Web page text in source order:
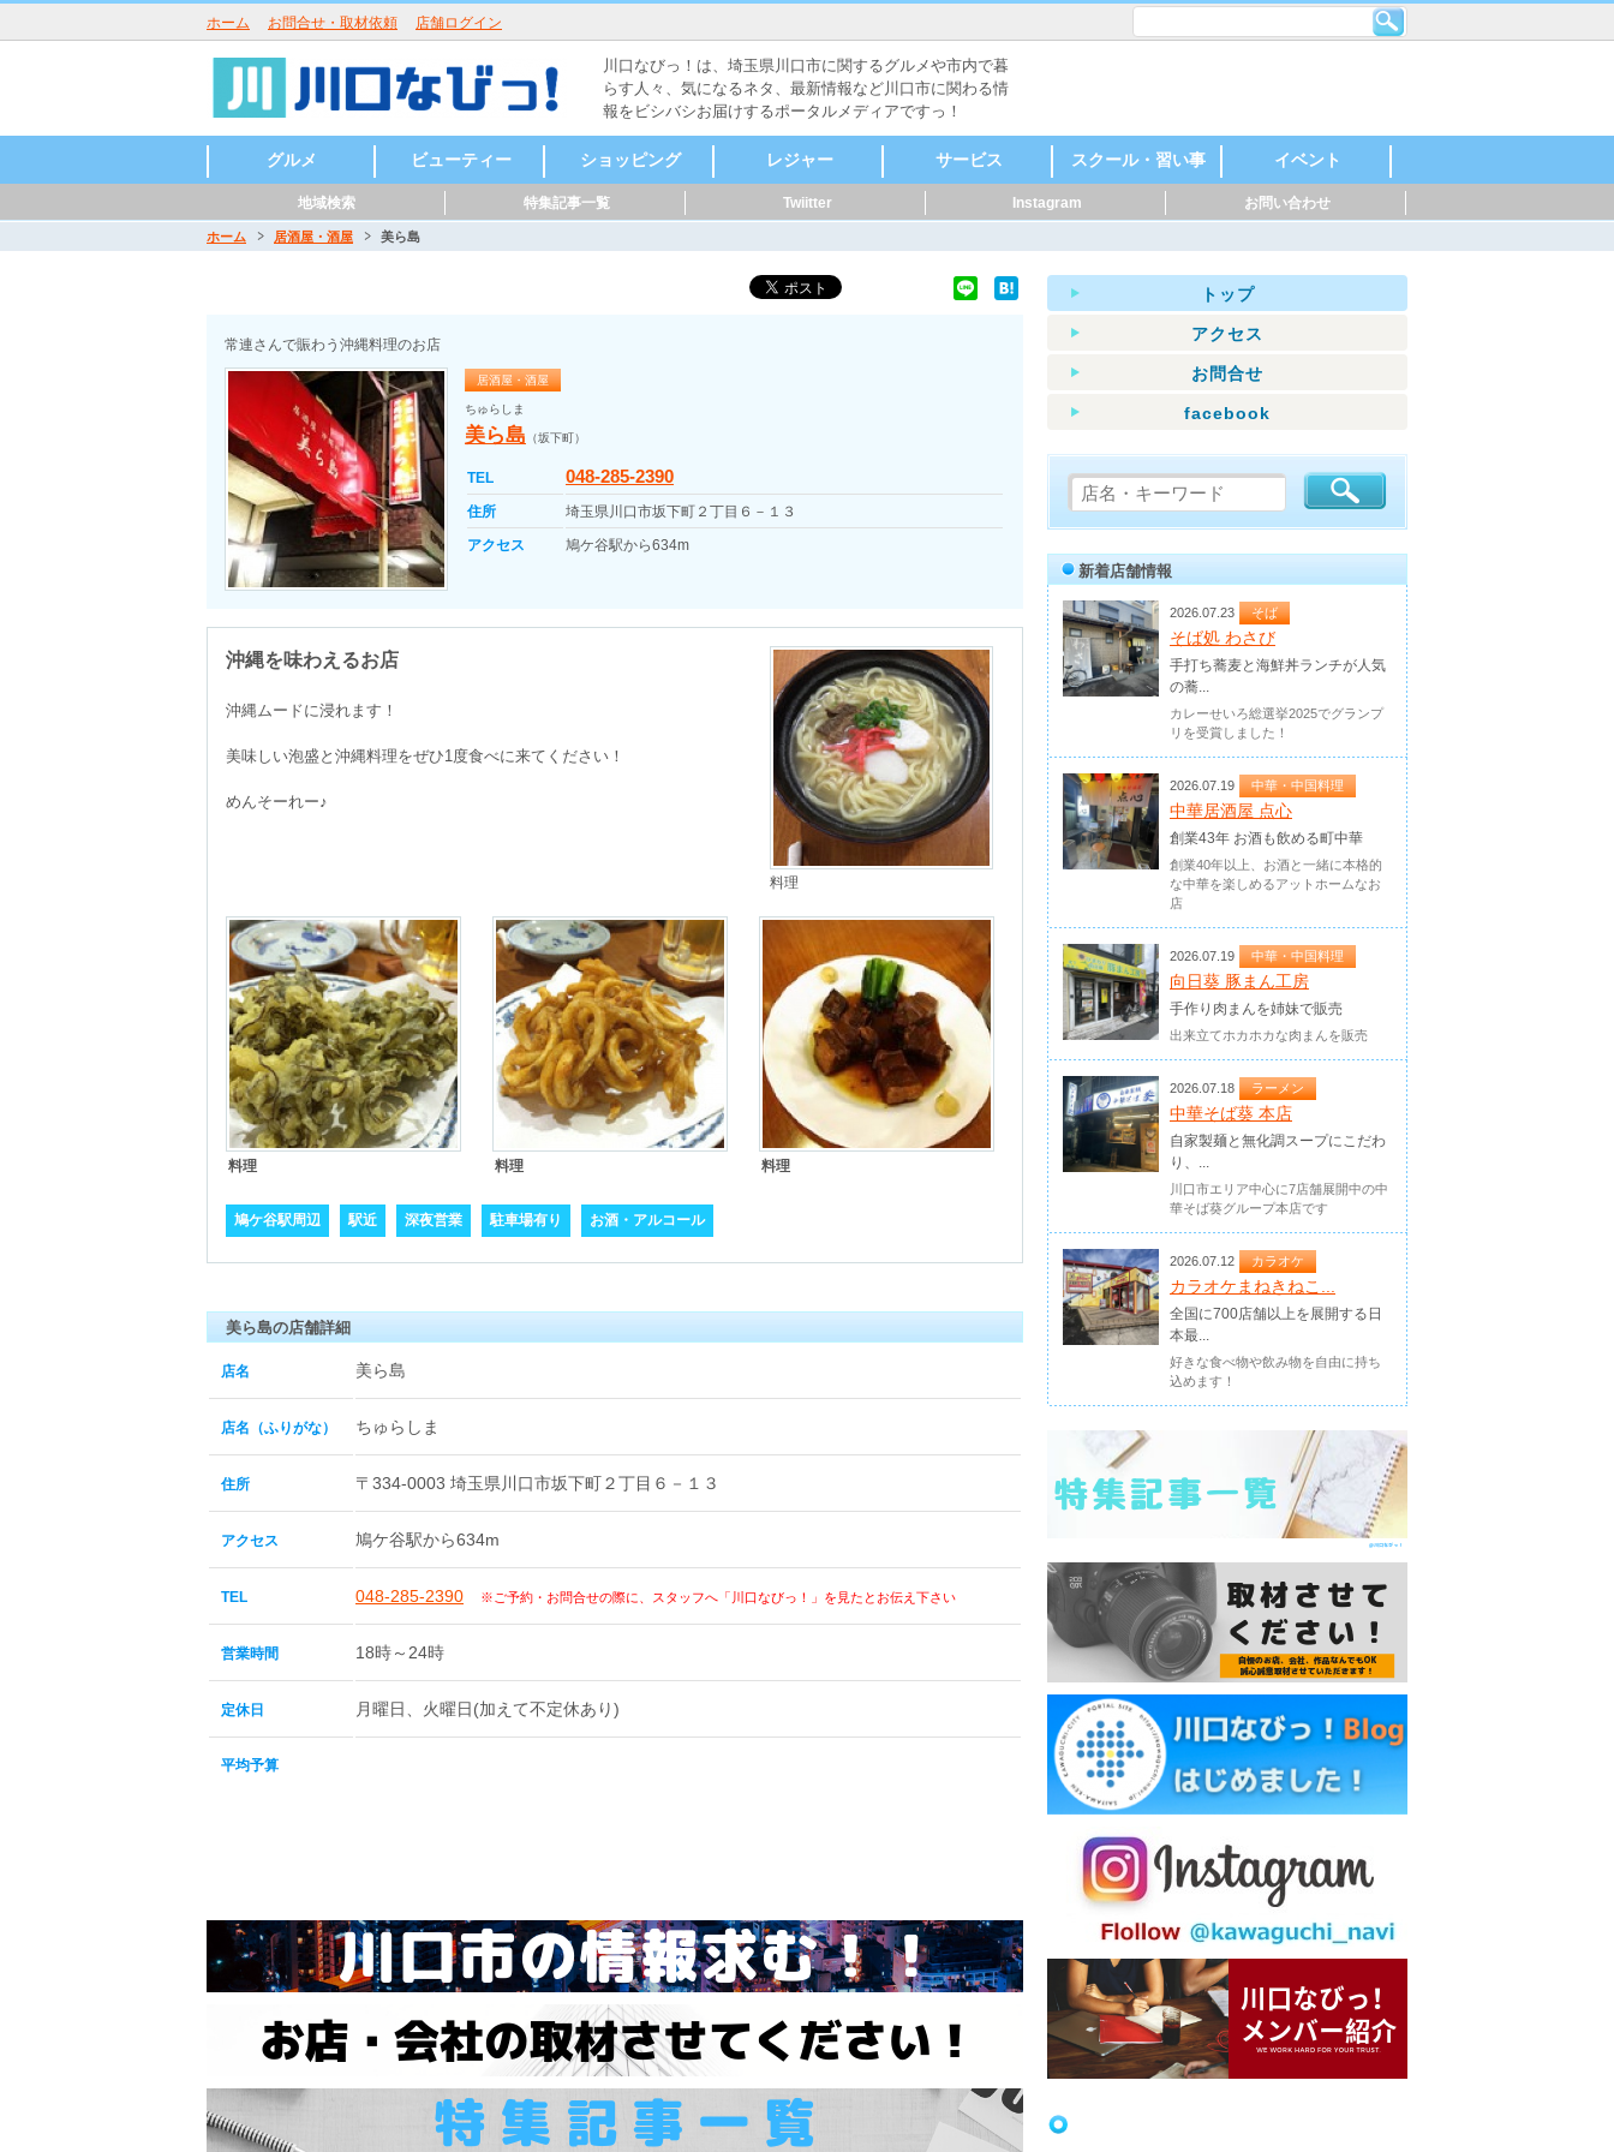
ホーム お問合せ・取材依頼 店舗ログイン
川口なびっ！は、埼玉県川口市に関するグルメや市内で暮
らす人々、気になるネタ、最新情報など川口市に関わる情
報をビシバシお届けするポータルメディアですっ！
グルメ
うどん・そば・麺類
居酒屋・酒屋
和食・日本料理
中華・中国料理
焼肉・鉄板焼
洋食・西洋料理
カフェ・スイーツ
魚介・海鮮料理
アジア・エスニック
カラオケ・パーティ
焼き鳥・からあげ
お弁当・キッチンカ
ー・屋台
その他グルメ
ハンバーガー
ビューティー ショッピング
食料品
ファッション レディース
アクセサリー
本・雑誌・漫画
家電・電化製品
自転車・バイク
新車・中古車
スポーツ用品
メガネ・コンタク
ト・サングラス
CD・DVD
リサイクルショップ
骨董・陶磁器
着物・呉服
美容・健康
家具・インテリア
花・ガーデニング
雑貨
ペット用品
音楽・楽器
セレクトショップ
ドラッグストア・薬
局
その他
ヴィンテージ・古道
具
キャンプ・アウトド
ア
レジャー
カラオケ
ボーリング・ダーツ
ゲームセンター
映画館・劇場
健康ランド・温泉
占い・手相
バッティング
ライブハウス・音楽
体験・ツアー
その他レジャー
サービス
リラクゼーション
カイロプラクティッ
ク
レンタルショップ
レンタルスペース・
シェアオフィス
便利屋・家事代行・
掃除
建築・土木・造園 機械・金属・鉄鋼
印刷・製紙
化学・石油化学
自動車・自動車部
品・バイク
製薬・化粧品
食品・飲料
建築・住宅
質屋・リサイクルシ
ョップ
パフォーマー・ダン
ス
クリーニング・コイ
ンランドリー
アニマル・ペット
花・フラワーアート
スクール・習い事
英語・英会話
スポーツ
料理
音楽
美容・ネイル
着付け・作法
花・ガーデニング
絵・芸術
塾
幼稚園・保育園
マッサージ
ダンス・日本舞踊
ヨガ・ピラティス
ハンドクラフト
イベント
神社・仏閣
お祭り・花火
親子参加型
○○教室
スポーツイベント
音楽・楽器
マルシェ
地域検索
川口駅周辺
東川口駅周辺
西川口駅周辺
川口元郷駅周辺
南鳩ヶ谷駅周辺
鳩ヶ谷駅周辺
新井宿駅周辺
戸塚安行駅周辺
特集記事一覧 Twiitter Instagram お問い合わせ
ホーム 居酒屋・酒屋 美ら島
常連さんで賑わう沖縄料理のお店
居酒屋・酒屋
ちゅらしま
美ら島 （坂下町）
TEL 048-285-2390
住所
埼玉県川口市坂下町２丁目６－１３
アクセス
鳩ケ谷駅から634m
料理
沖縄を味わえるお店
沖縄ムードに浸れます！
美味しい泡盛と沖縄料理をぜひ1度食べに来てください！
めんそーれー♪
料理 料理 料理
鳩ケ谷駅周辺 駅近 深夜営業 駐車場有り お酒・アルコール
美ら島の店舗詳細
店名 美ら島
店名（ふりがな） ちゅらしま
住所 〒334-0003 埼玉県川口市坂下町２丁目６－１３
アクセス 鳩ケ谷駅から634m
TEL 048-285-2390 ※ご予約・お問合せの際に、スタッフへ「川口なびっ！」を見たとお伝え下さい
営業時間 18時～24時
定休日 月曜日、火曜日(加えて不定休あり)
平均予算
トップ
アクセス
お問合せ
facebook
新着店舗情報
2026.07.23 そば
そば処 わさび
手打ち蕎麦と海鮮丼ランチが人気
の蕎...
カレーせいろ総選挙2025でグランプ
リを受賞しました！
2026.07.19 中華・中国料理
中華居酒屋 点心
創業43年 お酒も飲める町中華
創業40年以上、お酒と一緒に本格的
な中華を楽しめるアットホームなお
店
2026.07.19 中華・中国料理
向日葵 豚まん工房
手作り肉まんを姉妹で販売
出来立てホカホカな肉まんを販売
2026.07.18 ラーメン
中華そば葵 本店
自家製麺と無化調スープにこだわ
り、...
川口市エリア中心に7店舗展開中の中
華そば葵グループ本店です
2026.07.12 カラオケ
カラオケまねきねこ...
全国に700店舗以上を展開する日
本最...
好きな食べ物や飲み物を自由に持ち
込めます！